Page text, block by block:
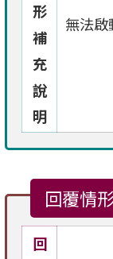
形
補
充
說
明
無法啟
回覆情
回